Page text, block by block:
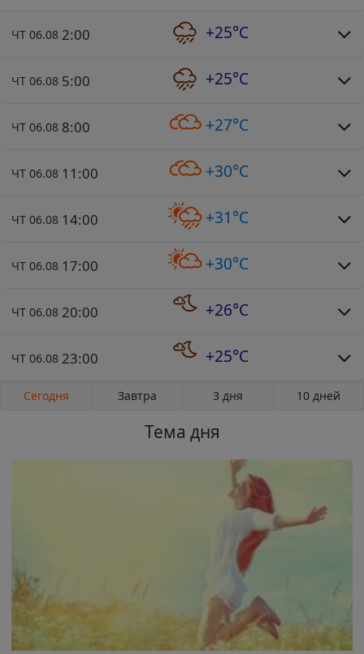
ЧТ 06.08 2:00 +25°C
ЧТ 06.08 5:00 +25°C
ЧТ 06.08 8:00 +27°C
ЧТ 06.08 11:00 +30°C
ЧТ 06.08 14:00 +31°C
ЧТ 06.08 17:00 +30°C
ЧТ 06.08 20:00 +26°C
ЧТ 06.08 23:00 +25°C
Сегодня Завтра 3 дня 10 дней
Тема дня